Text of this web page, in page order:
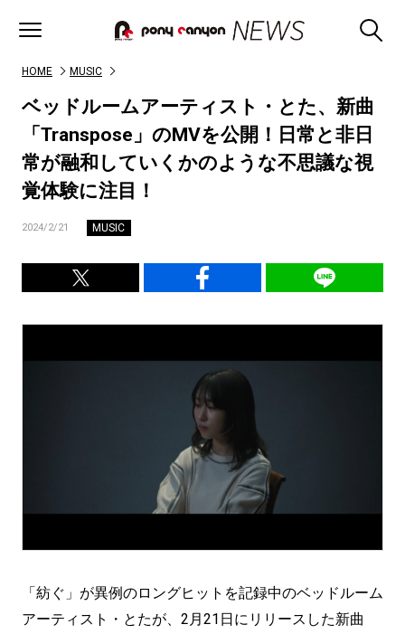
HOME MUSIC
ベッドルームアーティスト・とた、新曲
「Transpose」のMVを公開！日常と非日
常が融和していくかのような不思議な視
覚体験に注目！
2024/2/21 MUSIC
「紡ぐ」が異例のロングヒットを記録中のベッドルーム
アーティスト・とたが、2月21日にリリースした新曲